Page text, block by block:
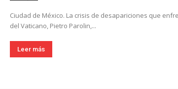
Ciudad de México. La crisis de desapariciones que
del Vaticano, Pietro Parolin,...
Leer más